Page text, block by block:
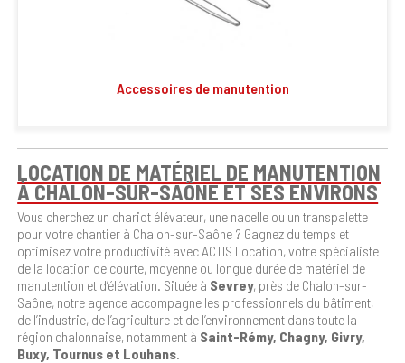
Accessoires de manutention
LOCATION DE MATÉRIEL DE MANUTENTION
À CHALON-SUR-SAÔNE ET SES ENVIRONS
Vous cherchez un chariot élévateur, une nacelle ou un transpalette
pour votre chantier à Chalon-sur-Saône ? Gagnez du temps et
optimisez votre productivité avec ACTIS Location, votre spécialiste
de la location de courte, moyenne ou longue durée de matériel de
manutention et d’élévation. Située à Sevrey, près de Chalon-sur-
Saône, notre agence accompagne les professionnels du bâtiment,
de l’industrie, de l’agriculture et de l’environnement dans toute la
région chalonnaise, notamment à Saint-Rémy, Chagny, Givry,
Buxy, Tournus et Louhans